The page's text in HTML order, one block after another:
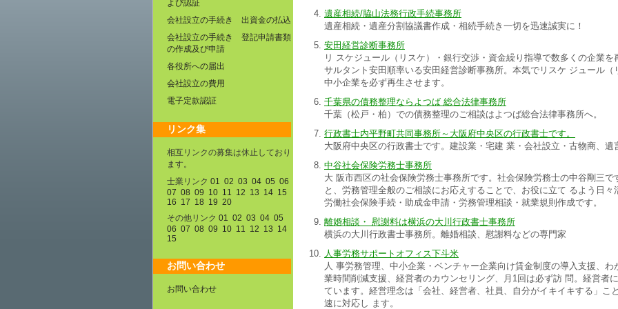
遺産相続/脇山法務行政手続事務所
遺産相続・遺産分割協議書作成・相続手続き一切を迅速誠実に！
安田経営診断事務所
リ スケジュール（リスケ）・銀行交渉・資金繰り指導で数多くの企業
サルタント安田順率いる安田経営診断事務所。本気でリスケ ジュール
中小企業を必ず再生させます。
千葉県の債務整理ならよつば 総合法律事務所
千葉（松戸・柏）での債務整理のご相談はよつば総合法律事務所へ。
行政書士内平野町共同事務所～大阪府中央区の行政書士です。
大阪府中央区の行政書士です。建設業・宅建 業・会社設立・古物商、
中谷社会保険労務士事務所
大 阪市西区の社会保険労務士事務所です。社会保険労務士の中谷剛三
と、労務管理全般のご相談にお応えすることで、お役に立て るよう日
労働社会保険手続・助成金申請・労務管理相談・就業規則作成です。
離婚相談・ 慰謝料は横浜の大川行政書士事務所
横浜の大川行政書士事務所。離婚相談、慰謝料などの専門家
人事労務サポートオフィス下斗米
人 事労務管理、中小企業・ベンチャー企業向け賃金制度の導入支援、
業時間削減支援、経営者のカウンセリング、月1回は必ず訪 問。経営者
ています。経営理念は「会社、経営者、社員、自分がイキイキする」こ
速に対応し ます。
よび認証
会社設立の手続き 出資金の払込
会社設立の手続き 登記申請書類
の作成及び申請
各役所への届出
会社設立の費用
電子定款認証
リンク集
相互リンクの募集は休止しており
ます。
士業リンク 01 02 03 04 05 06
07 08 09 10 11 12 13 14 15
16 17 18 19 20
その他リンク 01 02 03 04 05
06 07 08 09 10 11 12 13 14
15
お問い合わせ
お問い合わせ